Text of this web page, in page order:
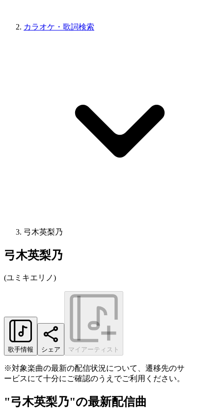
カラオケ・歌詞検索
弓木英梨乃
弓木英梨乃
(ユミキエリノ)
歌手情報 シェア マイアーティスト
※対象楽曲の最新の配信状況について、遷移先のサ
ービスにて十分にご確認のうえでご利用ください。
"弓木英梨乃"の最新配信曲